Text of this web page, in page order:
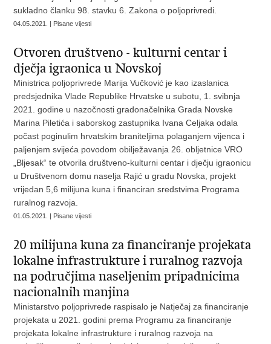
sukladno članku 98. stavku 6. Zakona o poljoprivredi.
04.05.2021. | Pisane vijesti
Otvoren društveno - kulturni centar i
dječja igraonica u Novskoj
Ministrica poljoprivrede Marija Vučković je kao izaslanica
predsjednika Vlade Republike Hrvatske u subotu, 1. svibnja
2021. godine u nazočnosti gradonačelnika Grada Novske
Marina Piletića i saborskog zastupnika Ivana Celjaka odala
počast poginulim hrvatskim braniteljima polaganjem vijenca i
paljenjem svijeća povodom obilježavanja 26. obljetnice VRO
„Bljesak“ te otvorila društveno-kulturni centar i dječju igraonicu
u Društvenom domu naselja Rajić u gradu Novska, projekt
vrijedan 5,6 milijuna kuna i financiran sredstvima Programa
ruralnog razvoja.
01.05.2021. | Pisane vijesti
20 milijuna kuna za financiranje projekata
lokalne infrastrukture i ruralnog razvoja
na područjima naseljenim pripadnicima
nacionalnih manjina
Ministarstvo poljoprivrede raspisalo je Natječaj za financiranje
projekata u 2021. godini prema Programu za financiranje
projekata lokalne infrastrukture i ruralnog razvoja na